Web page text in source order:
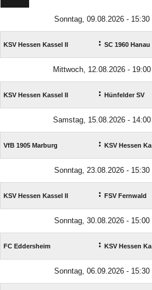
Sonntag, 09.08.2026 -
KSV Hessen Kassel II : SC 1960 Hanau
Mittwoch, 12.08.2026 -
KSV Hessen Kassel II : Hünfelder SV
Samstag, 15.08.2026 -
VfB 1905 Marburg : KSV Hessen
Sonntag, 23.08.2026 -
KSV Hessen Kassel II : FSV Fernwald
Sonntag, 30.08.2026 -
FC Eddersheim : KSV Hessen
Sonntag, 06.09.2026 -